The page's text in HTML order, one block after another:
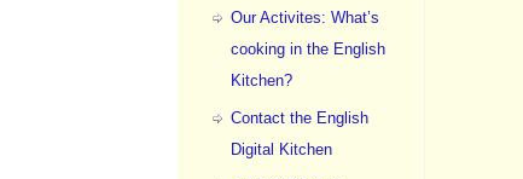
Our Activites: What’s
cooking in the English
Kitchen?
Contact the English
Digital Kitchen